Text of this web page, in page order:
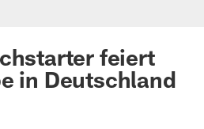
feiert
in Deutschland